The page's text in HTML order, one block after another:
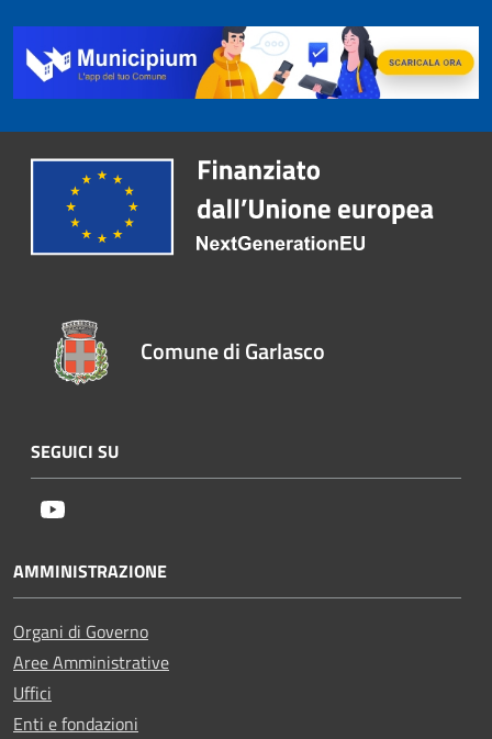
Comune di Garlasco
SEGUICI SU
AMMINISTRAZIONE
Organi di Governo
Aree Amministrative
Uffici
Enti e fondazioni